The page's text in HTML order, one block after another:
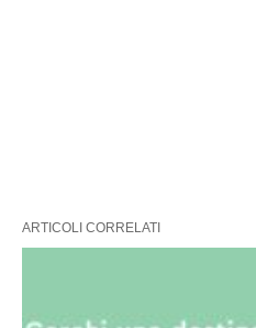
ARTICOLI CORRELATI